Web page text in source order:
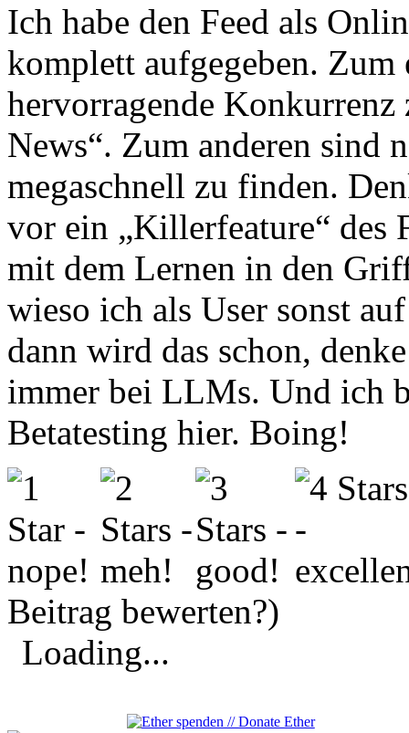
Ich habe den Feed als
komplett aufgegeben.
hervorragende Konkurrenz
News“. Zum anderen sind
megaschnell zu finden.
vor ein „Killerfeature“ des
mit dem Lernen in den
wieso ich als User sonst
dann wird das schon,
immer bei LLMs. Und ich
Betatesting hier. Boing!
Beitrag bewerten?)
Loading...